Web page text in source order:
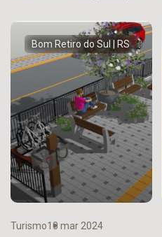
Protetor de
Encantado
Bom Retiro do Sul | RS
Turismo10 mar 2024